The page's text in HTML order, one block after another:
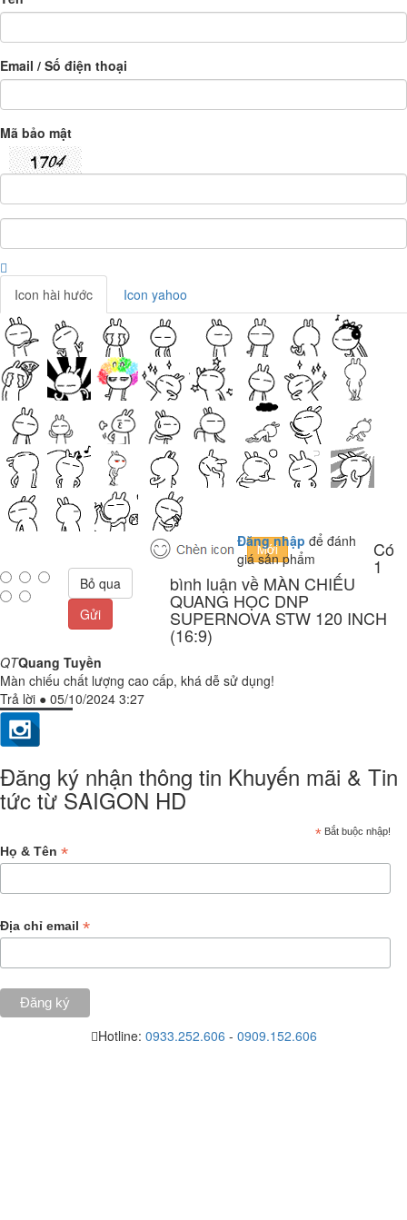
Email / Số điện thoại
Mã bảo mật
Icon hài hước Icon yahoo
Đăng nhập để đánh
giá sản phẩm
Bỏ qua
Gửi
Có
1
bình luận về MÀN CHIẾU
QUANG HỌC DNP
SUPERNOVA STW 120 INCH
(16:9)
QTQuang Tuyền
Màn chiếu chất lượng cao cấp, khá dễ sử dụng!
Trả lời ● 05/10/2024 3:27
Đăng ký nhận thông tin Khuyến mãi & Tin
tức từ SAIGON HD
* Bắt buộc nhập!
Họ & Tên *
Địa chỉ email *
Hotline: 0933.252.606 - 0909.152.606